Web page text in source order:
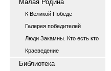
Малая Родина
К Великой Победе
Галерея победителей
Люди Закамны. Кто есть кто
Краеведение
Библиотека